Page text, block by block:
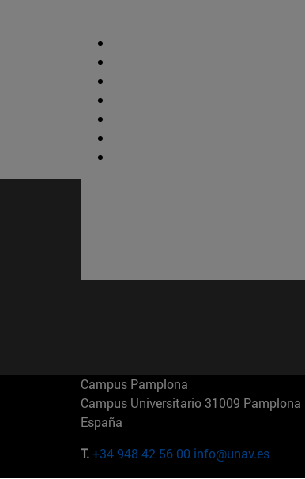
Campus Pamplona
Campus Universitario 31009 Pamplona
España
T.+34 948 42 56 00 info@unav.es